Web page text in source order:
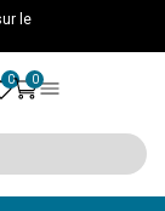
le
0 0